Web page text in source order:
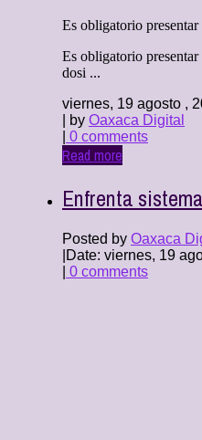
Es obligatorio
Es obligatorio
dosi ...
viernes, 19 agosto ,
| by Oaxaca Digital
0 comments
Read more
Enfrenta
Posted by Oaxaca
Date: viernes, 19
0 comments